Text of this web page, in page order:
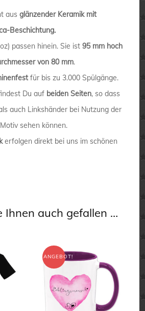
ausglänzender Keramik mit
Beschichtung.
passen hinein. Sie ist95 mm hoch
von 80 mm.
für bis zu 3.000 Spülgänge.
Du auf beiden Seiten, so dass
auch Linkshänder bei Nutzung der
sehen können.
erfolgen direkt bei uns im schönen
Ihnen auch gefallen …
ANGEBOT!